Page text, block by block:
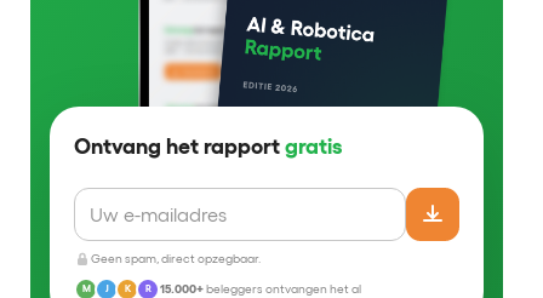
Ontvang het rapport gratis
Geen spam, direct opzegbaar.
M J K R 15.000+beleggers ontvangen het al